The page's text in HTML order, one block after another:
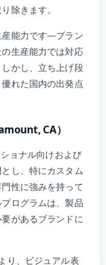
除きます。
産能力です—ブラン
生産能力では対応
かし、立ち上げ段
れた国内の出発点
CA）
ョナル向けおよび
し、特にカスタム
性に強みを持って
ログラムは、製品
があるブランドに
り、ビジュアル表